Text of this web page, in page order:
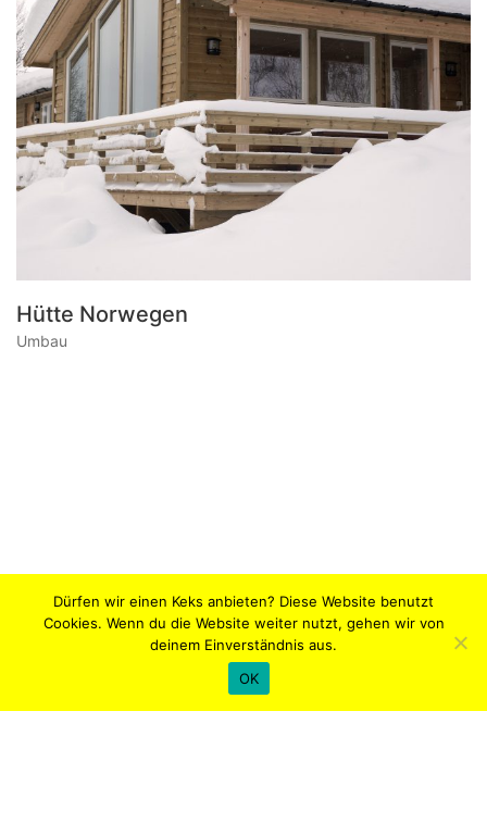
Hütte Norwegen
Umbau
Dürfen wir einen Keks anbieten? Diese Website benutzt
Cookies. Wenn du die Website weiter nutzt, gehen wir von
deinem Einverständnis aus.
OK